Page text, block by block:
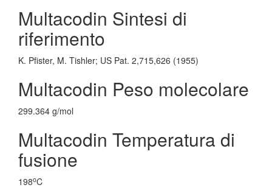
Multacodin Sintesi di
riferimento
K. Pfister, M. Tishler; US Pat. 2,715,626 (1955)
Multacodin Peso molecolare
299.364 g/mol
Multacodin Temperatura di
fusione
198oC